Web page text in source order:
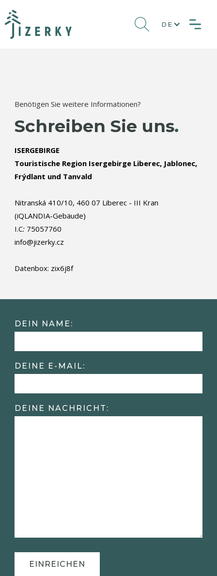
DE
Benötigen Sie weitere Informationen?
Schreiben Sie uns.
ISERGEBIRGE
Touristische Region Isergebirge Liberec, Jablonec,
Frýdlant und Tanvald
Nitranská 410/10, 460 07 Liberec - III Kran
(iQLANDIA-Gebäude)
I.C: 75057760
info@jizerky.cz
Datenbox: zix6j8f
DEIN NAME:
DEINE E-MAIL:
DEINE NACHRICHT: